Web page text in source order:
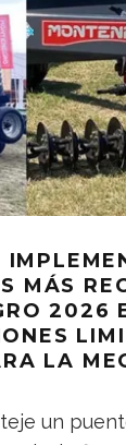
MÁS
2026
LA
un